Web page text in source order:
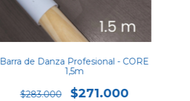
Barra de Danza Profesional - CORE
1,5m
$283.000 $271.000